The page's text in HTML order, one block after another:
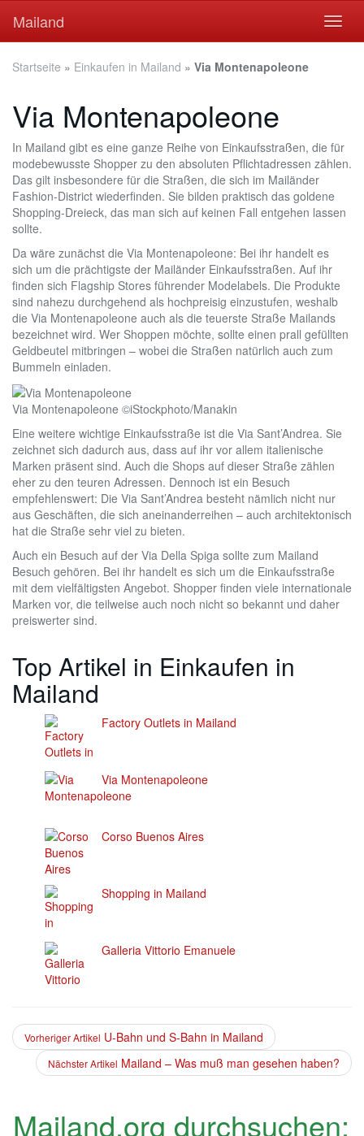
main
Mailand
Startseite » Einkaufen in Mailand » Via Montenapoleone
Via Montenapoleone
In Mailand gibt es eine ganze Reihe von Einkaufsstraßen, die für
modebewusste Shopper zu den absoluten Pflichtadressen zählen.
Das gilt insbesondere für die Straßen, die sich im Mailänder
Fashion-District wiederfinden. Sie bilden praktisch das goldene
Shopping-Dreieck, das man sich auf keinen Fall entgehen lassen
sollte.
Da wäre zunächst die Via Montenapoleone: Bei ihr handelt es
sich um die prächtigste der Mailänder Einkaufsstraßen. Auf ihr
finden sich Flagship Stores führender Modelabels. Die Produkte
sind nahezu durchgehend als hochpreisig einzustufen, weshalb
die Via Montenapoleone auch als die teuerste Straße Mailands
bezeichnet wird. Wer Shoppen möchte, sollte einen prall gefüllten
Geldbeutel mitbringen – wobei die Straßen natürlich auch zum
Bummeln einladen.
Via Montenapoleone ©iStockphoto/Manakin
Eine weitere wichtige Einkaufsstraße ist die Via Sant’Andrea. Sie
zeichnet sich dadurch aus, dass auf ihr vor allem italienische
Marken präsent sind. Auch die Shops auf dieser Straße zählen
eher zu den teuren Adressen. Dennoch ist ein Besuch
empfehlenswert: Die Via Sant’Andrea besteht nämlich nicht nur
aus Geschäften, die sich aneinanderreihen – auch architektonisch
hat die Straße sehr viel zu bieten.
Auch ein Besuch auf der Via Della Spiga sollte zum Mailand
Besuch gehören. Bei ihr handelt es sich um die Einkaufsstraße
mit dem vielfältigsten Angebot. Shopper finden viele internationale
Marken vor, die teilweise auch noch nicht so bekannt und daher
preiswerter sind.
Top Artikel in Einkaufen in
Mailand
Factory Outlets in Mailand
Via Montenapoleone
Corso Buenos Aires
Shopping in Mailand
Galleria Vittorio Emanuele
Vorheriger Artikel U-Bahn und S-Bahn in Mailand
Nächster Artikel Mailand – Was muß man gesehen haben?
Mailand.org durchsuchen: